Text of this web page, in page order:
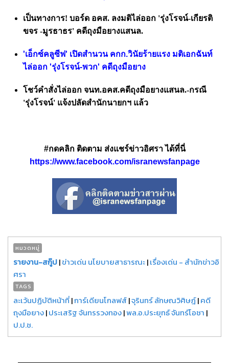
เป็นทางการ! บอร์ด อคส. ลงมติไล่ออก 'รุ่งโรจน์-เกียรติ
ขจร -มูรธาธร' คดีถุงมือยางแสนล.
'เอ็กซ์คลูซีฟ' เปิดสำนวน คกก.วินัยร้ายแรง มติเอกฉันท์
ไล่ออก 'รุ่งโรจน์-พวก' คดีถุงมือยาง
โชว์คำสั่งไล่ออก จนท.อคส.คดีถุงมือยางแสนล.-กรณี
'รุ่งโรจน์' แจ้งปลัดสำนักนายกฯ แล้ว
#กดคลิก ติดตาม ส่งแชร์ข่าวอิศรา ได้ที่นี่
https://www.facebook.com/isranewsfanpage
หมวดหมู่
รายงาน-สกู๊ป|ข่าวเด่น นโยบายสาธารณะ|เรื่องเด่น - สำนักข่าวอิ
ศรา
TAGS
ละเว้นปฏิบัติหน้าที่|การ์เดียนโกลฟส์|จุรินทร์ ลักษณวิศิษฎ์|คดี
ถุงมือยาง|ประเสริฐ จันทรรวงทอง|พล.อ.ประยุทธ์ จันทร์โอชา |
ป.ป.ช.